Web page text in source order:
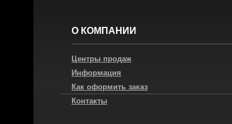
О КОМПАНИИ
Центры продаж
Информация
Как оформить заказ
Контакты